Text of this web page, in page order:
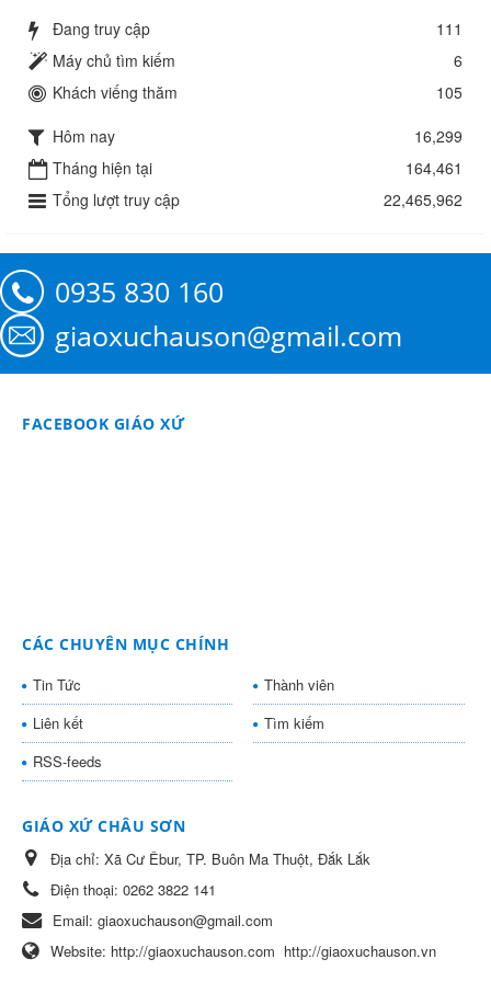
Đang truy cập
111
Máy chủ tìm kiếm
6
Khách viếng thăm
105
Hôm nay
16,299
Tháng hiện tại
164,461
Tổng lượt truy cập
22,465,962
0935 830 160
giaoxuchauson@gmail.com
FACEBOOK GIÁO XỨ
CÁC CHUYÊN MỤC CHÍNH
Tin Tức
Thành viên
Liên kết
Tìm kiếm
RSS-feeds
GIÁO XỨ CHÂU SƠN
Địa chỉ: Xã Cư Êbur, TP. Buôn Ma Thuột, Đắk Lắk
Điện thoại: 0262 3822 141
Email: giaoxuchauson@gmail.com
Website: http://giaoxuchauson.com http://giaoxuchauson.vn